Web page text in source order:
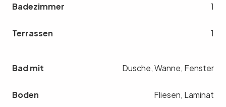
Badezimmer 1
Terrassen 1
Bad mit Dusche, Wanne, Fenster
Boden Fliesen, Laminat